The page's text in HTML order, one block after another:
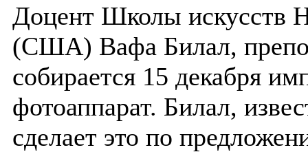
Доцент Школы искусств
(США) Вафа Билал,
собирается 15 декабря
фотоаппарат. Билал,
сделает это по